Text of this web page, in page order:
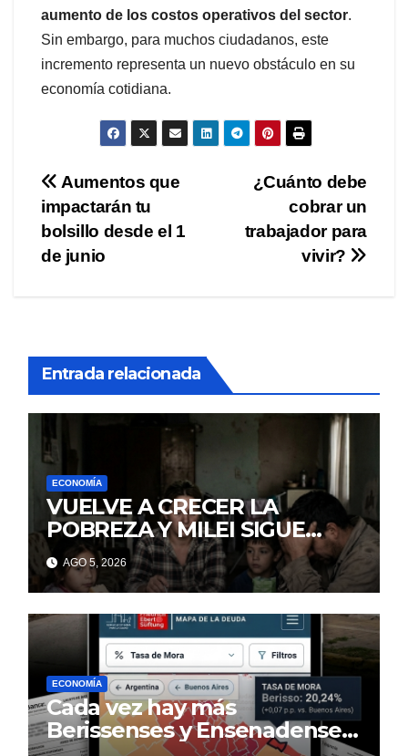
aumento de los costos operativos del sector.
Sin embargo, para muchos ciudadanos, este
incremento representa un nuevo obstáculo en su
economía cotidiana.
Navegación
de
entradas
¿Cuánto debe
cobrar un
trabajador para
vivir?
Aumentos que
impactarán tu
bolsillo desde el 1
de junio
Entrada relacionada
ECONOMÍA
VUELVE A CRECER LA
POBREZA Y MILEI SIGUE
MINTIENDO
AGO 5, 2026
ECONOMÍA
Cada vez hay más
Berissenses y Ensenadenses